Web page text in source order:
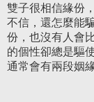
雙子很相信緣份
不信，還怎麼能
份，也沒有人會
的個性卻總是驅
通常會有兩段姻